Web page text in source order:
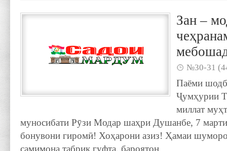
Зан –
№30-31
Паёми
Ҷумҳурии
миллат
муносибати Рӯзи Модар шаҳри Душанбе, 7
бонувони гиромӣ! Хоҳарони азиз! Ҳамаи
самимона табрик гуфта, бароятон